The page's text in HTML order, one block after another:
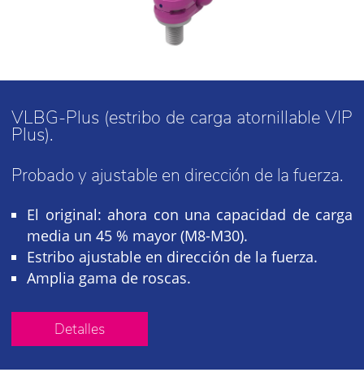
VLBG-Plus (estribo de carga atornillable VIP
Plus).
Probado y ajustable en dirección de la fuerza.
El original: ahora con una capacidad de carga
media un 45 % mayor (M8-M30).
Estribo ajustable en dirección de la fuerza.
Amplia gama de roscas.
Detalles